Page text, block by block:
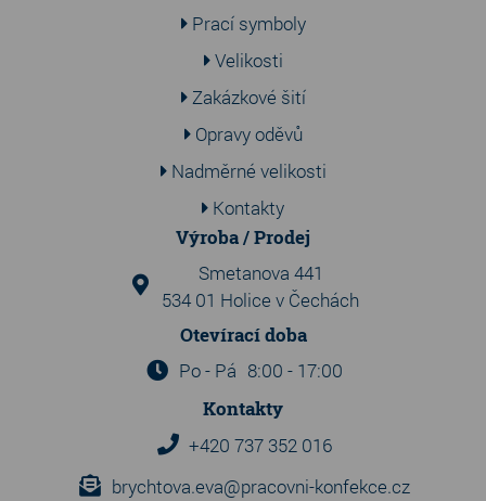
Prací symboly
Velikosti
Zakázkové šití
Opravy oděvů
Nadměrné velikosti
Kontakty
Výroba / Prodej
Smetanova 441
534 01 Holice v Čechách
Otevírací doba
Po - Pá 8:00 - 17:00
Kontakty
+420 737 352 016
brychtova.eva@pracovni-konfekce.cz